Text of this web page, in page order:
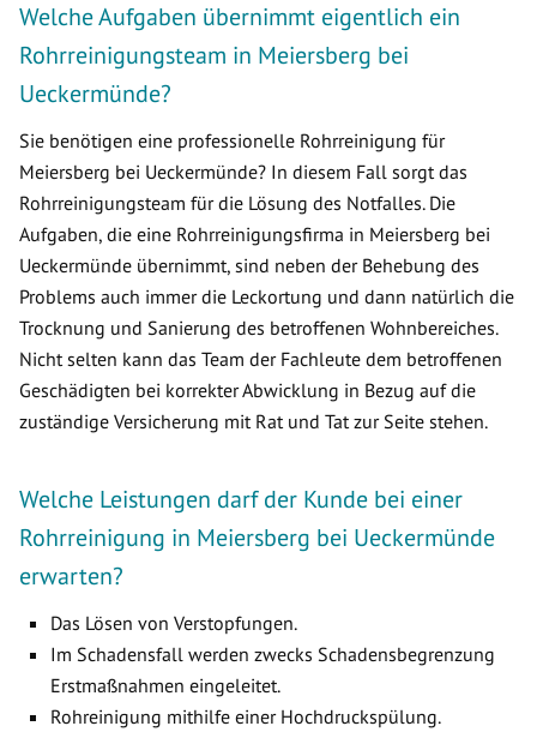
Welche Aufgaben übernimmt eigentlich ein
Rohrreinigungsteam in Meiersberg bei
Ueckermünde?
Sie benötigen eine professionelle Rohrreinigung für
Meiersberg bei Ueckermünde? In diesem Fall sorgt das
Rohrreinigungsteam für die Lösung des Notfalles. Die
Aufgaben, die eine Rohrreinigungsfirma in Meiersberg bei
Ueckermünde übernimmt, sind neben der Behebung des
Problems auch immer die Leckortung und dann natürlich die
Trocknung und Sanierung des betroffenen Wohnbereiches.
Nicht selten kann das Team der Fachleute dem betroffenen
Geschädigten bei korrekter Abwicklung in Bezug auf die
zuständige Versicherung mit Rat und Tat zur Seite stehen.
Welche Leistungen darf der Kunde bei einer
Rohrreinigung in Meiersberg bei Ueckermünde
erwarten?
Das Lösen von Verstopfungen.
Im Schadensfall werden zwecks Schadensbegrenzung
Erstmaßnahmen eingeleitet.
Rohreinigung mithilfe einer Hochdruckspülung.